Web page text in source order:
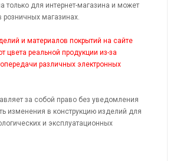
только для интернет-магазина и может
розничных магазинах.
и материалов покрытий на сайте
цвета реальной продукции из-за
различных электронных
за собой право без уведомления
изменения в конструкцию изделий для
и эксплуатационных